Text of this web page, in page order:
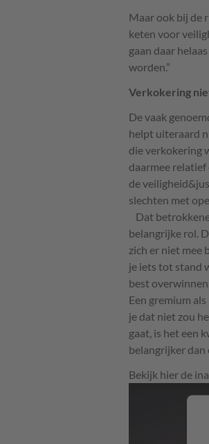
Maar ook bij de
keten voor
gaan daar
worden.”
Verkokering
De vaak
helpt uiteraard
die verkokering
daarmee relatief
de
slechten met
Dat
belangrijke rol.
zich er niet mee
je iets tot stand
best
Een gremium
je dat niet zou
gaat, is het een
belangrijker dan
Bekijk hier de